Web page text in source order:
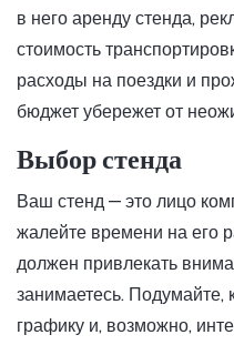
в него аренду стенда,
стоимость
расходы на поездки и
бюджет убережет от
Выбор стенда
Ваш стенд — это лицо
жалейте времени на его
должен привлекать
занимаетесь. Подумайте,
графику и, возможно,